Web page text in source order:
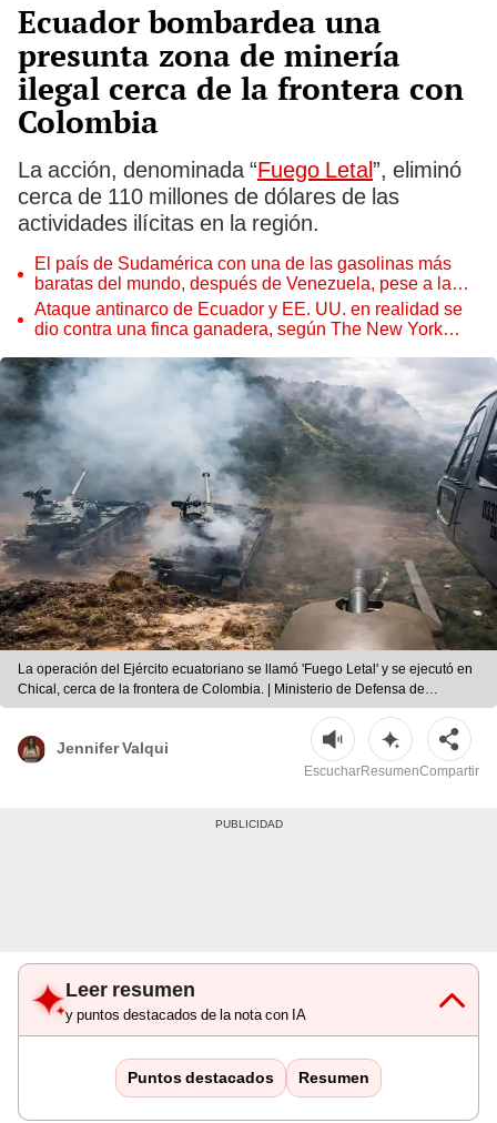
Ecuador bombardea una
presunta zona de minería
ilegal cerca de la frontera con
Colombia
La acción, denominada “Fuego Letal”, eliminó
cerca de 110 millones de dólares de las
actividades ilícitas en la región.
El país de Sudamérica con una de las gasolinas más
baratas del mundo, después de Venezuela, pese a la
guerra en Medio Oriente
Ataque antinarco de Ecuador y EE. UU. en realidad se
dio contra una finca ganadera, según The New York
La operación del Ejército ecuatoriano se llamó 'Fuego Letal' y se ejecutó en
Chical, cerca de la frontera de Colombia. | Ministerio de Defensa de
Ecuador/mejorada con IA
Jennifer Valqui
EscucharResumenCompartir
Leer resumen
y puntos destacados de la nota con IA
Puntos destacados Resumen